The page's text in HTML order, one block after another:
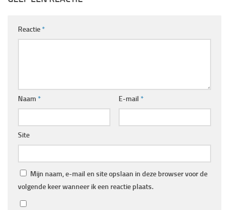
Reactie*
Naam * E-mail *
Site
Mijn naam, e-mail en site opslaan in deze browser voor de
volgende keer wanneer ik een reactie plaats.